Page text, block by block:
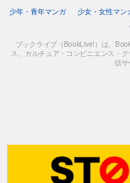
少年・青年マンガ
少女・女性マン
ブックライブ（BookLive!）は、
ス、カルチュア・コンビニエンス・
信サ